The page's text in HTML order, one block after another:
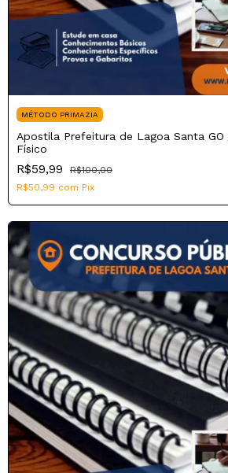
MÉTODO PRIMAZIA
Apostila Prefeitura de Lagoa Santa
Físico
R$59,99
R$100,00
R$50,99 com Pix